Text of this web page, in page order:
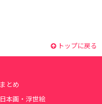
トップに戻る
まとめ
日本画・浮世絵